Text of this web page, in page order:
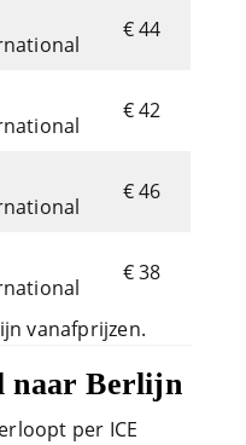
€ 44
€ 42
€ 46
€ 38
vanafprijzen.
naar Berlijn
per ICE